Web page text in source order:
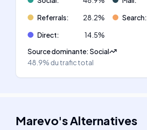
Referrals: 28.2% Search:
Direct: 14.5%
Source dominante:Social
48.9% du trafic total
Marevo'sAlternatives